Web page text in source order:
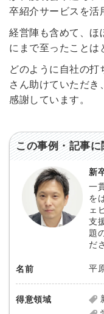
卒紹介サービスを活
経営陣も含めて、ほ
にまで至ったことは
どのように自社の打
さん助けていただき
感謝しています。
この事例・記事
新
一
を
ェ
支
題
だ
名前 平
得意領域